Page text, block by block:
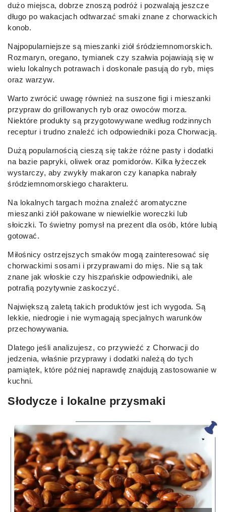
dużo miejsca, dobrze znoszą podróż i pozwalają jeszcze
długo po wakacjach odtwarzać smaki znane z chorwackich
konob.
Najpopularniejsze są mieszanki ziół śródziemnomorskich.
Rozmaryn, oregano, tymianek czy szałwia pojawiają się w
wielu lokalnych potrawach i doskonale pasują do ryb, mięs
oraz warzyw.
Warto zwrócić uwagę również na suszone figi i mieszanki
przypraw do grillowanych ryb oraz owoców morza.
Niektóre produkty są przygotowywane według rodzinnych
receptur i trudno znaleźć ich odpowiedniki poza Chorwacją.
Dużą popularnością cieszą się także różne pasty i dodatki
na bazie papryki, oliwek oraz pomidorów. Kilka łyżeczek
wystarczy, aby zwykły makaron czy kanapka nabrały
śródziemnomorskiego charakteru.
Na lokalnych targach można znaleźć aromatyczne
mieszanki ziół pakowane w niewielkie woreczki lub
słoiczki. To świetny pomysł na prezent dla osób, które lubią
gotować.
Miłośnicy ostrzejszych smaków mogą zainteresować się
chorwackimi sosami i przyprawami do mięs. Nie są tak
znane jak włoskie czy hiszpańskie odpowiedniki, ale
potrafią pozytywnie zaskoczyć.
Największą zaletą takich produktów jest ich wygoda. Są
lekkie, niedrogie i nie wymagają specjalnych warunków
przechowywania.
Dlatego jeśli analizujesz, co przywieźć z Chorwacji do
jedzenia, właśnie przyprawy i dodatki należą do tych
pamiątek, które później naprawdę znajdują zastosowanie w
kuchni.
Słodycze i lokalne przysmaki